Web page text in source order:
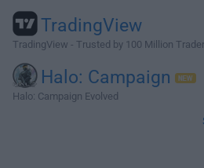
TradingView
TradingView - Trusted by 100 Million
Halo: Campaign
Halo: Campaign Evolved